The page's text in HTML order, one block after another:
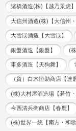
諸橋酒造(株)【越乃景虎】
大信州酒造(株)【大信州・
大雪渓酒造【大雪渓】
銀盤酒造【銀盤】 (
車多酒造【天狗舞】
（資）白木恒助商店【達
(株)大村屋酒造場【若竹
今西清兵衛商店【春鹿】
(株)世界一統【南方・和歌